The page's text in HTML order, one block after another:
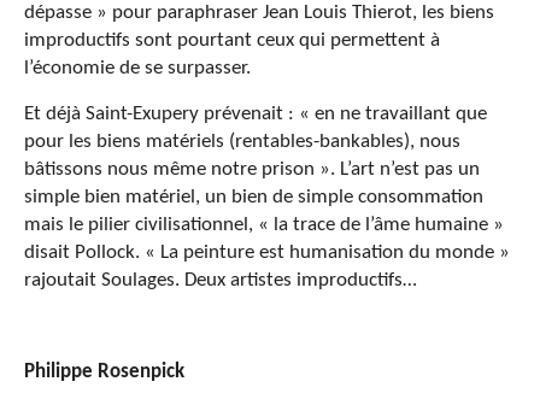
dépasse » pour paraphraser Jean Louis Thierot, les biens
improductifs sont pourtant ceux qui permettent à
l’économie de se surpasser.
Et déjà Saint-Exupery prévenait : « en ne travaillant que
pour les biens matériels (rentables-bankables), nous
bâtissons nous même notre prison ». L’art n’est pas un
simple bien matériel, un bien de simple consommation
mais le pilier civilisationnel, « la trace de l’âme humaine »
disait Pollock. « La peinture est humanisation du monde »
rajoutait Soulages. Deux artistes improductifs…
Philippe Rosenpick